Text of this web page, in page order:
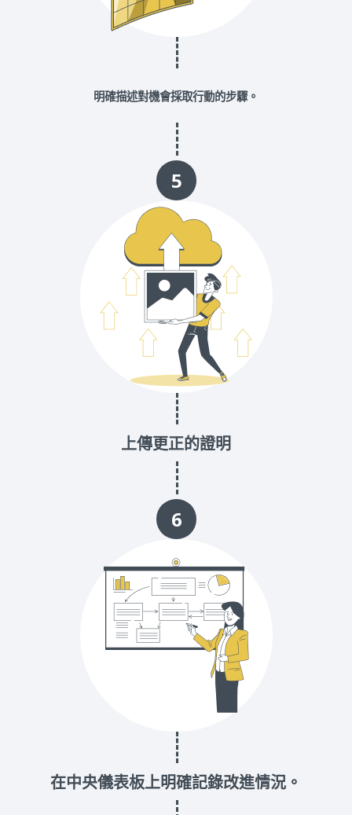
明確描述對機會採取行動的步驟。
上傳更正的證明
5
在中央儀表板上明確記錄改進情況。
6